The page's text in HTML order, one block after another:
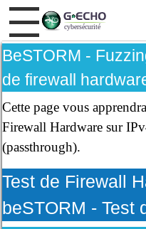
BeSTORM -
de firewall
Cette page vous
Firewall Hardware sur
(passthrough).
Test de Firewall
beSTORM - Test